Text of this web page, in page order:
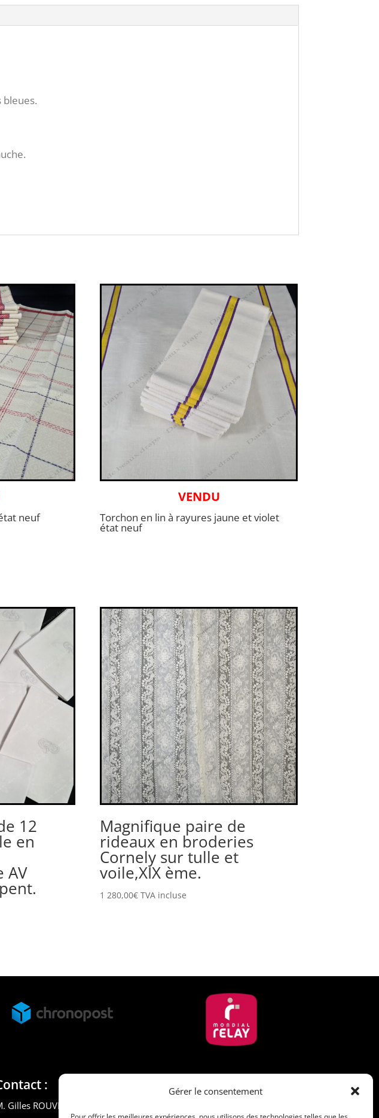
Gérer le consentement
neuf
VENDU
Torchon en lin à rayures jaune et violet
état neuf
12
en
AV
Magnifique paire de
rideaux en broderies
Cornely sur tulle et
voile,XIX ème.
1 280,00€ TVA incluse
:
Gilles ROUVEYROL
Suivez-nous